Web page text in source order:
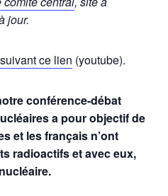
jour.
ce lien (youtube).
conférence-débat
a pour objectif de
et les français n’ont
radioactifs et avec eux,